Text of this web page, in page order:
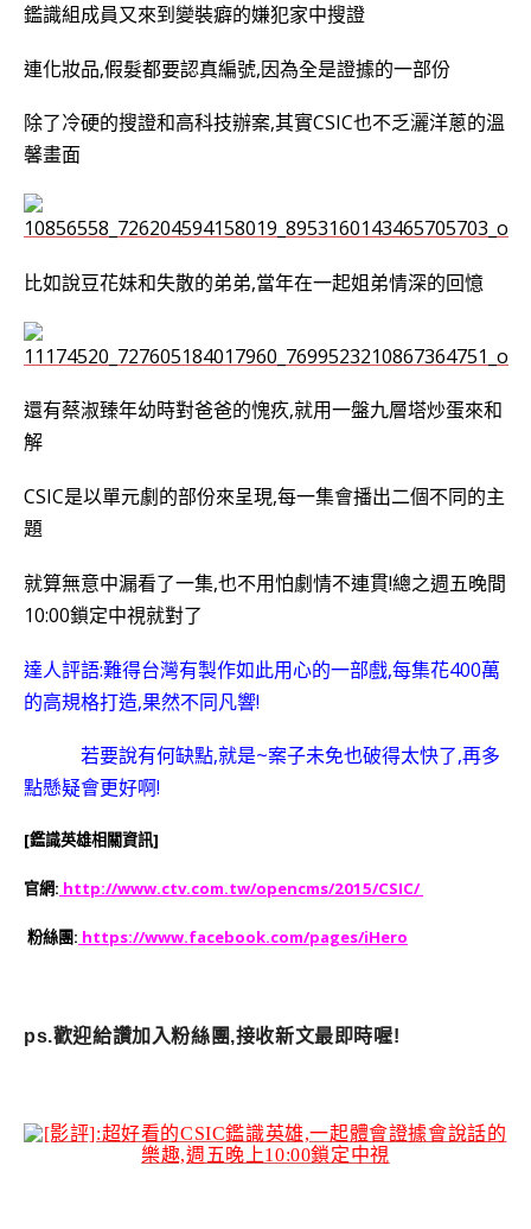
鑑識組成員又來到變裝癖的嫌犯家中搜證
連化妝品,假髮都要認真編號,因為全是證據的一部份
除了冷硬的搜證和高科技辦案,其實CSIC也不乏灑洋蔥的溫
馨畫面
比如說豆花妹和失散的弟弟,當年在一起姐弟情深的回憶
還有蔡淑臻年幼時對爸爸的愧疚,就用一盤九層塔炒蛋來和
解
CSIC是以單元劇的部份來呈現,每一集會播出二個不同的主
題
就算無意中漏看了一集,也不用怕劇情不連貫!總之週五晚間
10:00鎖定中視就對了
達人評語:難得台灣有製作如此用心的一部戲,每集花400萬
的高規格打造,果然不同凡響!
若要說有何缺點,就是~案子未免也破得太快了,再多
點懸疑會更好啊!
[鑑識英雄相關資訊]
官網: http://www.ctv.com.tw/opencms/2015/CSIC/
粉絲團: https://www.facebook.com/pages/iHero
ps.歡迎給讚加入粉絲團,接收新文最即時喔!